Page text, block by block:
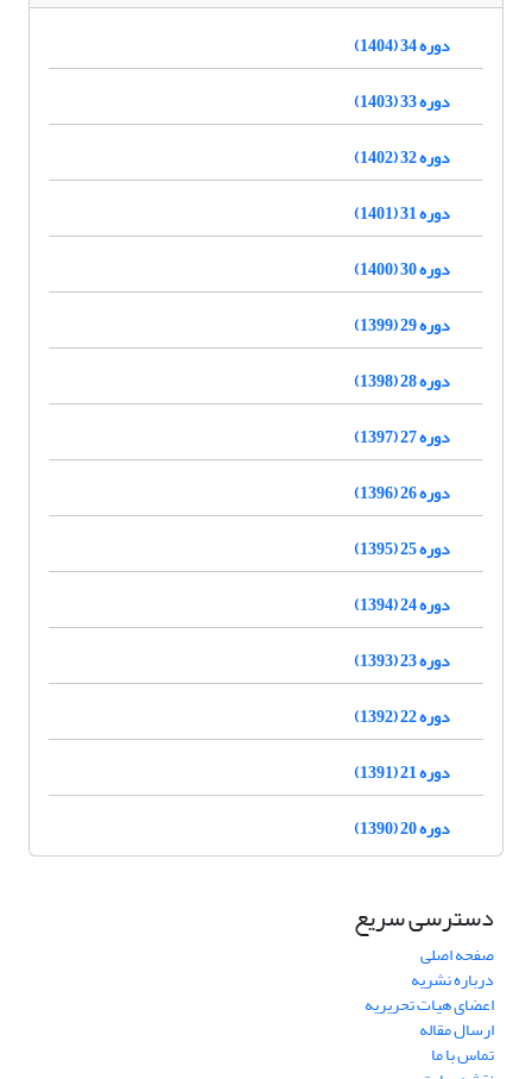
دوره 34 (1404)
دوره 33 (1403)
دوره 32 (1402)
دوره 31 (1401)
دوره 30 (1400)
دوره 29 (1399)
دوره 28 (1398)
دوره 27 (1397)
دوره 26 (1396)
دوره 25 (1395)
دوره 24 (1394)
دوره 23 (1393)
دوره 22 (1392)
دوره 21 (1391)
دوره 20 (1390)
دسترسی سریع
صفحه اصلی
درباره نشریه
اعضای هیات تحریریه
ارسال مقاله
تماس با ما